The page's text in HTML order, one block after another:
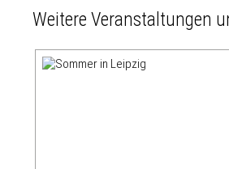
Weitere Veranstaltungen